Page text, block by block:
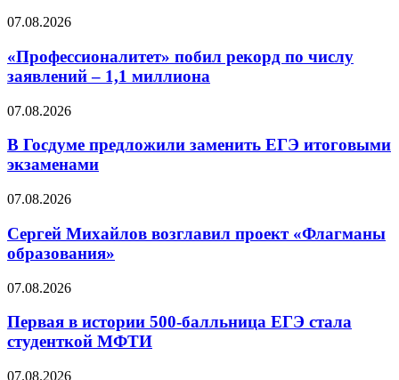
07.08.2026
«Профессионалитет» побил рекорд по числу
заявлений – 1,1 миллиона
07.08.2026
В Госдуме предложили заменить ЕГЭ итоговыми
экзаменами
07.08.2026
Сергей Михайлов возглавил проект «Флагманы
образования»
07.08.2026
Первая в истории 500-балльница ЕГЭ стала
студенткой МФТИ
07.08.2026